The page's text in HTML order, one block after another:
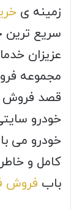
زمینه ی
سریع ترین
عزیزان
مجموعه
قصد فروش
خودرو
خودرو می
کامل و
باب فروش